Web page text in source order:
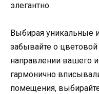
элегантно.
Выбирая уникальные
забывайте о
направлении вашего
гармонично
помещения,